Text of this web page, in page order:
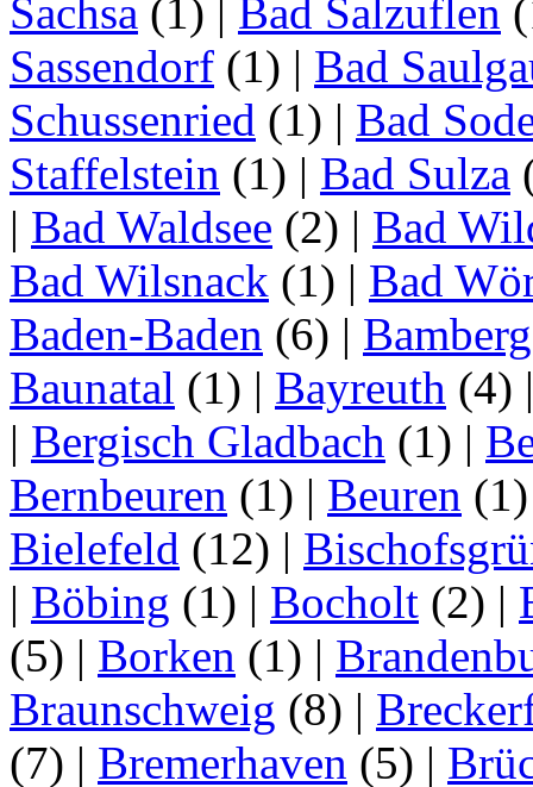
Sachsa (1) | Bad Salzuflen
Sassendorf (1) | Bad
Schussenried (1) | Bad
Staffelstein (1) | Bad Sulza
| Bad Waldsee (2) | Bad
Bad Wilsnack (1) | Bad
Baden-Baden (6) | Bamberg
Baunatal (1) | Bayreuth (4)
| Bergisch Gladbach (1) |
Bernbeuren (1) | Beuren
Bielefeld (12) |
| Böbing (1) | Bocholt (2) |
(5) | Borken (1) |
Braunschweig (8) |
(7) | Bremerhaven (5) |